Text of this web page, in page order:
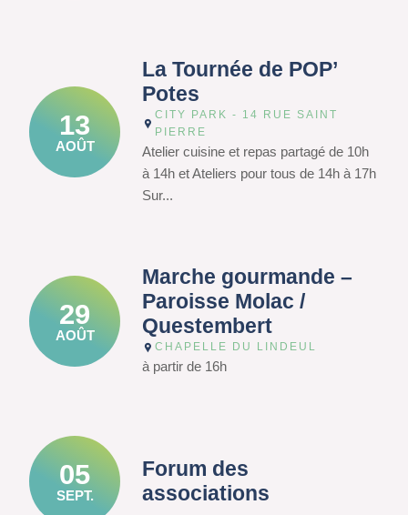
13
AOÛT
La Tournée de POP’
Potes
CITY PARK - 14 RUE SAINT
PIERRE
Atelier cuisine et repas partagé de 10h
à 14h et Ateliers pour tous de 14h à 17h
Sur...
29
AOÛT
Marche gourmande –
Paroisse Molac /
Questembert
CHAPELLE DU LINDEUL
à partir de 16h
05
SEPT.
Forum des
associations